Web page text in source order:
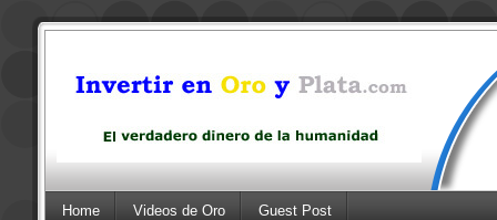
Home Videos de Oro Guest Post